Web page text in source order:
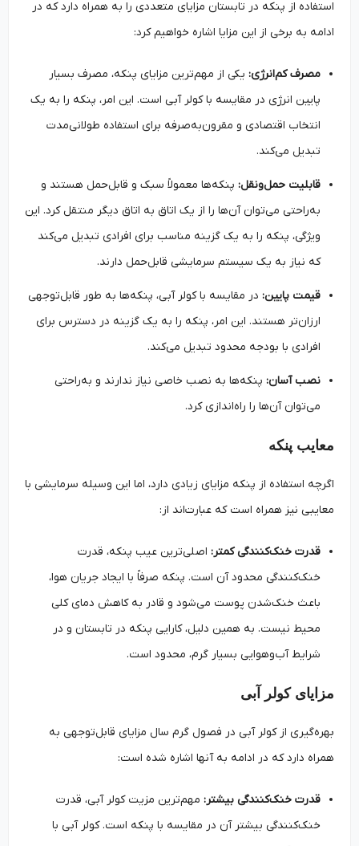
استفاده از پنکه در تابستان مزایای متعددی را به همراه دارد که در
ادامه به برخی از این مزایا اشاره خواهیم کرد:
مصرف کم‌انرژی:یکی از مهم‌ترین مزایای پنکه، مصرف بسیار
پایین انرژی در مقایسه با کولر آبی است. این امر، پنکه را به یک
انتخاب اقتصادی و مقرون‌به‌صرفه برای استفاده طولانی‌مدت
تبدیل می‌کند.
قابلیت حمل‌ونقل:پنکه‌ها معمولاً سبک و قابل‌حمل هستند و
به‌راحتی می‌توان آن‌ها را از یک اتاق به اتاق دیگر منتقل کرد. این
ویژگی، پنکه را به یک گزینه مناسب برای افرادی تبدیل می‌کند
که نیاز به یک سیستم سرمایشی قابل‌حمل دارند.
قیمت پایین:در مقایسه با کولر آبی، پنکه‌ها به طور قابل‌توجهی
ارزان‌تر هستند. این امر، پنکه را به یک گزینه در دسترس برای
افرادی با بودجه محدود تبدیل می‌کند.
نصب آسان:پنکه‌ها به نصب خاصی نیاز ندارند و به‌راحتی
می‌توان آن‌ها را راه‌اندازی کرد.
معایب پنکه
اگرچه استفاده از پنکه مزایای زیادی دارد، اما این وسیله سرمایشی با
معایبی نیز همراه است که عبارت‌اند از:
قدرت خنک‌کنندگی کمتر:اصلی‌ترین عیب پنکه، قدرت
خنک‌کنندگی محدود آن است. پنکه صرفاً با ایجاد جریان هوا،
باعث خنک‌شدن پوست می‌شود و قادر به کاهش دمای کلی
محیط نیست. به همین دلیل، کارایی پنکه در تابستان و در
شرایط آب‌وهوایی بسیار گرم، محدود است.
مزایای کولر آبی
بهره‌گیری از کولر آبی در فصول گرم سال مزایای قابل‌توجهی به
همراه دارد که در ادامه به آنها اشاره شده است:
قدرت خنک‌کنندگی بیشتر:مهم‌ترین مزیت کولر آبی، قدرت
خنک‌کنندگی بیشتر آن در مقایسه با پنکه است. کولر آبی با